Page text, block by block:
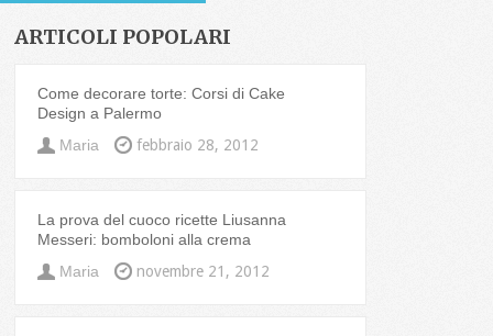
ARTICOLI POPOLARI
Come decorare torte: Corsi di Cake
Design a Palermo
Maria
febbraio 28, 2012
La prova del cuoco ricette Liusanna
Messeri: bomboloni alla crema
Maria
novembre 21, 2012